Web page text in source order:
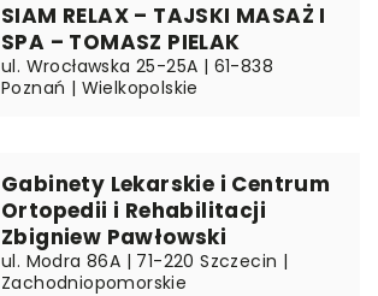
SIAM RELAX – TAJSKI MASAŻ I
SPA – TOMASZ PIELAK
ul. Wrocławska 25-25A | 61-838
Poznań | Wielkopolskie
Gabinety Lekarskie i Centrum
Ortopedii i Rehabilitacji
Zbigniew Pawłowski
ul. Modra 86A | 71-220 Szczecin |
Zachodniopomorskie